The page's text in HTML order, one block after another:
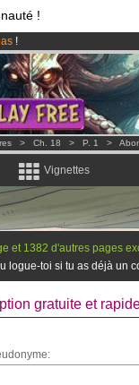
!
!
par mois !Clique ici pour
> Ch. 18 > P. 1 >
Vignettes
et 1382 d'autres pages
logue-toi si tu as déjà un
gratuite et